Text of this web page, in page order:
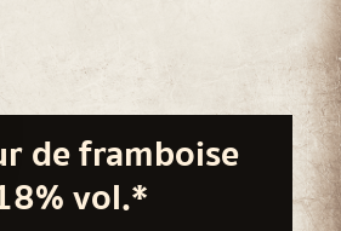
de framboise
vol.*